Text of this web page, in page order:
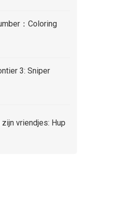
：Coloring
3: Sniper
vriendjes: Hup